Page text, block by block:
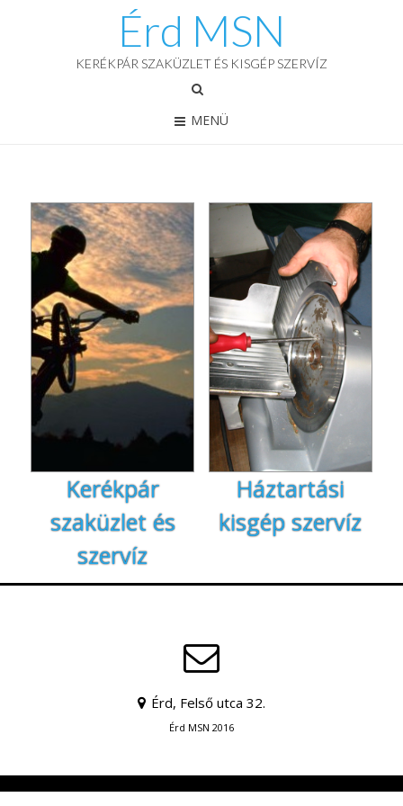
Érd MSN
KERÉKPÁR SZAKÜZLET ÉS KISGÉP SZERVÍZ
MENÜ
Kerékpár
szaküzlet és
szervíz
Háztartási
kisgép szervíz
Érd, Felső utca 32.
Érd MSN 2016